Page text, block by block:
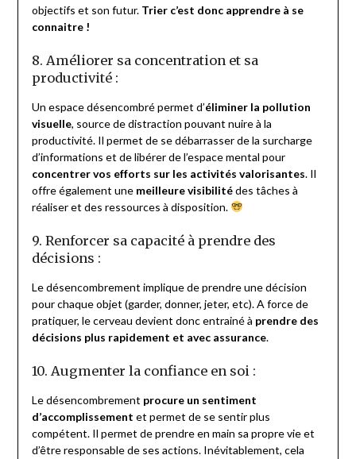
objectifs et son futur. Trier c’est donc apprendre à se
connaitre !
8. Améliorer sa concentration et sa
productivité :
Un espace désencombré permet d’éliminer la pollution
visuelle, source de distraction pouvant nuire à la
productivité. Il permet de se débarrasser de la surcharge
d’informations et de libérer de l’espace mental pour
concentrer vos efforts sur les activités valorisantes. Il
offre également une meilleure visibilitédes tâches à
réaliser et des ressources à disposition.
9. Renforcer sa capacité à prendre des
décisions :
Le désencombrement implique de prendre une décision
pour chaque objet (garder, donner, jeter, etc). A force de
pratiquer, le cerveau devient donc entrainé à prendre des
décisions plus rapidement et avec assurance.
10. Augmenter la confiance en soi :
Le désencombrement procure un sentiment
d’accomplissement et permet de se sentir plus
compétent. Il permet de prendre en main sa propre vie et
d’être responsable de ses actions. Inévitablement, cela